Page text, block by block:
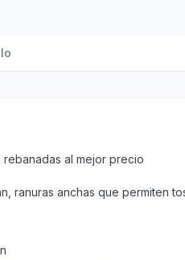
al mejor precio
ranuras anchas que permiten